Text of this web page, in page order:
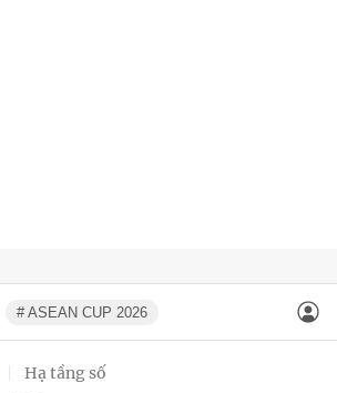
# ASEAN CUP 2026
Hạ tầng số